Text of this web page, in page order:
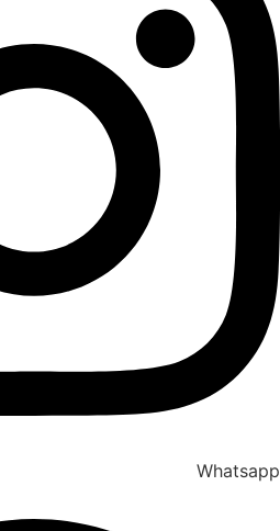
Whatsapp